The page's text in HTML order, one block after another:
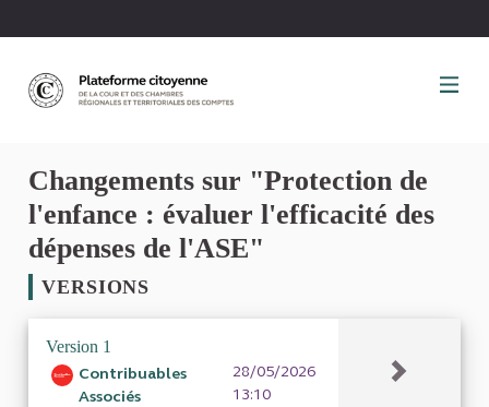
Changements sur "Protection de
l'enfance : évaluer l'efficacité des
dépenses de l'ASE"
VERSIONS
Version 1
Contribuables
Associés
28/05/2026
13:10